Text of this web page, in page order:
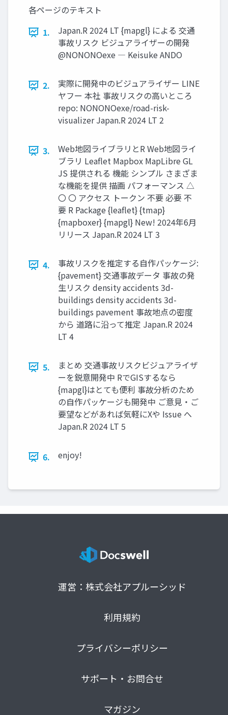
各ページのテキスト
1.
Japan.R 2024 LT {mapgl} による 交通
事故リスク ビジュアライザーの開発
@NONONOexe ― Keisuke ANDO
2.
実際に開発中のビジュアライザー LINE
ヤフー 本社 事故リスクの高いところ
repo: NONONOexe/road-risk-
visualizer Japan.R 2024 LT 2
3.
Web地図ライブラリとR Web地図ライ
ブラリ Leaflet Mapbox MapLibre GL
JS 提供される 機能 シンプル さまざま
な機能を提供 描画 パフォーマンス △
〇 〇 アクセス トークン 不要 必要 不
要 R Package {leaflet} {tmap}
{mapboxer} {mapgl} New! 2024年6月
リリース Japan.R 2024 LT 3
4.
事故リスクを推定する自作パッケージ:
{pavement} 交通事故データ 事故の発
生リスク density accidents 3d-
buildings density accidents 3d-
buildings pavement 事故地点の密度
から 道路に沿って推定 Japan.R 2024
LT 4
5.
まとめ 交通事故リスクビジュアライザ
ーを鋭意開発中 RでGISするなら
{mapgl}はとても便利 事故分析のため
の自作パッケージも開発中 ご意見・ご
要望などがあれば気軽にXや Issue へ
Japan.R 2024 LT 5
6. enjoy!
運営：株式会社アプルーシッド
利用規約
プライバシーポリシー
サポート・お問合せ
マガジン